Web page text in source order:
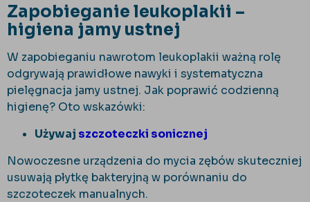
Zapobieganie leukoplakii –
higiena jamy ustnej
W zapobieganiu nawrotom leukoplakii ważną rolę
odgrywają prawidłowe nawyki i systematyczna
pielęgnacja jamy ustnej. Jak poprawić codzienną
higienę? Oto wskazówki:
Używaj szczoteczki sonicznej
Nowoczesne urządzenia do mycia zębów skuteczniej
usuwają płytkę bakteryjną w porównaniu do
szczoteczek manualnych.